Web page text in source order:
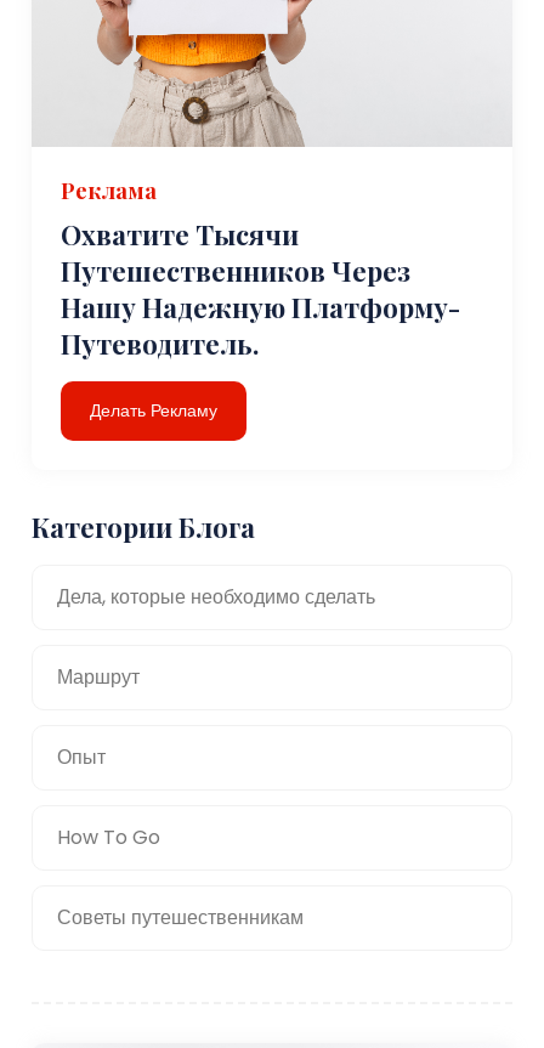
Реклама
Охватите Тысячи
Путешественников Через
Нашу Надежную Платформу-
Путеводитель.
Делать Рекламу
Категории Блога
Дела, которые необходимо сделать
Маршрут
Опыт
How To Go
Советы путешественникам